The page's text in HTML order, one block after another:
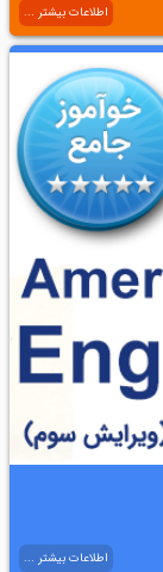
اطلاعات بیشتر ...
اطلاعات بیشتر ...